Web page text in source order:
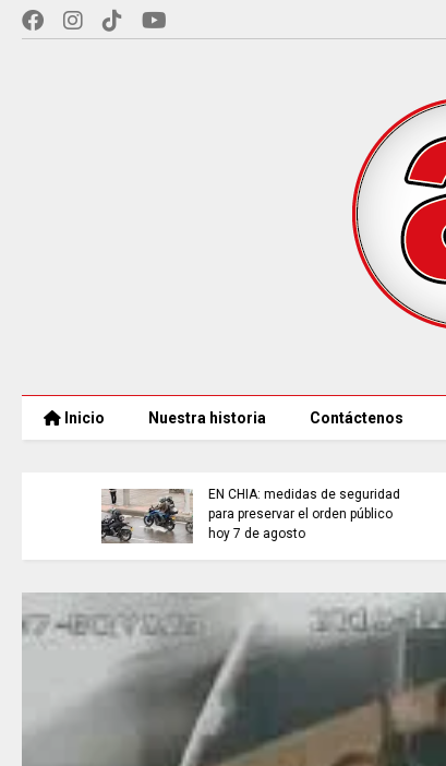
Inicio Nuestra historia Contáctenos
EL COLECTIVO DEPORTIVO//
emisión del 6 de agosto de 2026